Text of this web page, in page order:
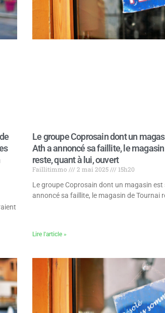
Le groupe Coprosain dont un
Ath a annoncé sa faillite, le
reste, quant à lui, ouvert
Faillitimmo 2 mai 2025
15h20
Le groupe Coprosain dont un magasin est
annoncé sa faillite, le magasin de Tournai
Lire l'article »